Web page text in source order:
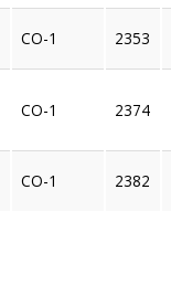
CO-1 2353
CO-1 2374
CO-1 2382